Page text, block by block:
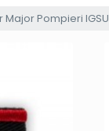
Pompieri IGSU